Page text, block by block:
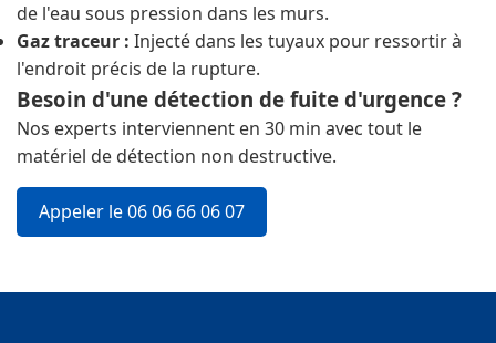
de l'eau sous pression dans les murs.
Gaz traceur : Injecté dans les tuyaux pour ressortir à
l'endroit précis de la rupture.
Besoin d'une détection de fuite d'urgence ?
Nos experts interviennent en 30 min avec tout le
matériel de détection non destructive.
Appeler le 06 06 66 06 07